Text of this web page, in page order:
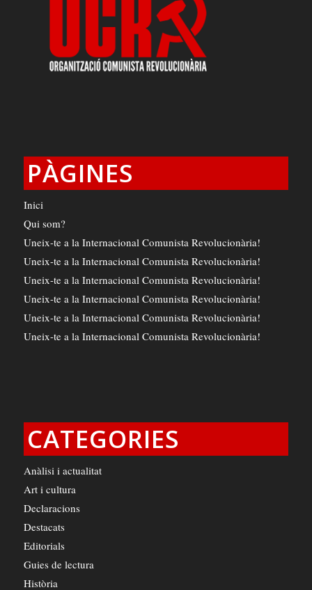
PÀGINES
Inici
Qui som?
Uneix-te a la Internacional Comunista Revolucionària!
Uneix-te a la Internacional Comunista Revolucionària!
Uneix-te a la Internacional Comunista Revolucionària!
Uneix-te a la Internacional Comunista Revolucionària!
Uneix-te a la Internacional Comunista Revolucionària!
Uneix-te a la Internacional Comunista Revolucionària!
CATEGORIES
Anàlisi i actualitat
Art i cultura
Declaracions
Destacats
Editorials
Guies de lectura
Història